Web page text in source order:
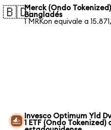
🇧🇩Merck (Ondo
Bangladés
1 MRKon equivale a
Invesco Optimum Yld
1 ETF (Ondo Tokenized)